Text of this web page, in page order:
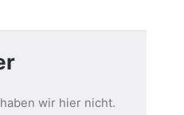
wir hier nicht.